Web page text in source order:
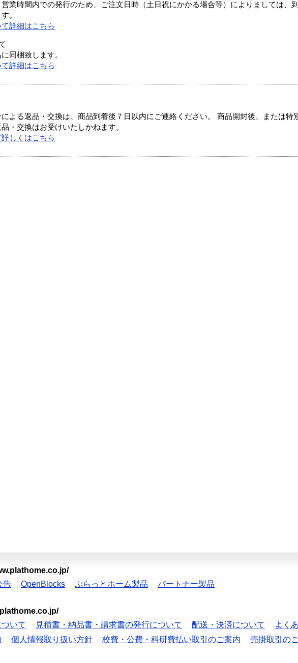
業時間内での発行のため、ご注文日時（土日祝にかかる場合等）によりましては、
。
詳細はこちら
同梱致します。
詳細はこちら
よる返品・交換は、商品到着後７日以内にご連絡ください。 商品開封後、または特
・交換はお受けいたしかねます。
しくはこちら
告 OpenBlocks ぷらっとホーム製品 パートナー製品
いて 見積書・納品書・請求書の発行について 配送・決済について
よく
個人情報取り扱い方針 校費・公費・科研費払い取引のご案内 売掛取引の